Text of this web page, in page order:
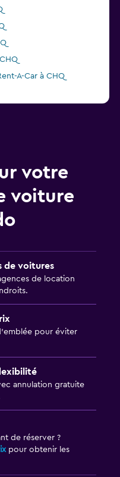
A-Car à CHQ
votre
voiture
de voitures
de location
pour éviter
annulation gratuite
de réserver ?
pour obtenir les